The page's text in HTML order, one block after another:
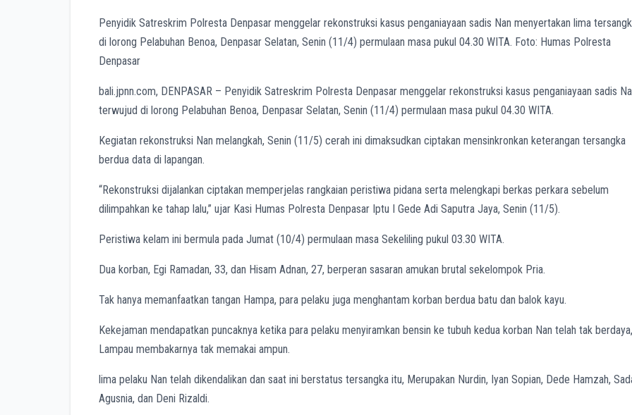
Penyidik Satreskrim Polresta Denpasar menggelar rekonstruksi kasus penganiayaan sadis Nan menyertakan lima
di lorong Pelabuhan Benoa, Denpasar Selatan, Senin (11/4) permulaan masa pukul 04.30 WITA. Foto: Humas Polresta
Denpasar
bali.jpnn.com, DENPASAR – Penyidik Satreskrim Polresta Denpasar menggelar rekonstruksi kasus penganiayaan sadis
terwujud di lorong Pelabuhan Benoa, Denpasar Selatan, Senin (11/4) permulaan masa pukul 04.30 WITA.
Kegiatan rekonstruksi Nan melangkah, Senin (11/5) cerah ini dimaksudkan ciptakan mensinkronkan keterangan tersangka
berdua data di lapangan.
“Rekonstruksi dijalankan ciptakan memperjelas rangkaian peristiwa pidana serta melengkapi berkas perkara sebelum
dilimpahkan ke tahap lalu,” ujar Kasi Humas Polresta Denpasar Iptu I Gede Adi Saputra Jaya, Senin (11/5).
Peristiwa kelam ini bermula pada Jumat (10/4) permulaan masa Sekeliling pukul 03.30 WITA.
Dua korban, Egi Ramadan, 33, dan Hisam Adnan, 27, berperan sasaran amukan brutal sekelompok Pria.
Tak hanya memanfaatkan tangan Hampa, para pelaku juga menghantam korban berdua batu dan balok kayu.
Kekejaman mendapatkan puncaknya ketika para pelaku menyiramkan bensin ke tubuh kedua korban Nan telah tak berdaya,
Lampau membakarnya tak memakai ampun.
lima pelaku Nan telah dikendalikan dan saat ini berstatus tersangka itu, Merupakan Nurdin, Iyan Sopian, Dede Hamzah,
Agusnia, dan Deni Rizaldi.